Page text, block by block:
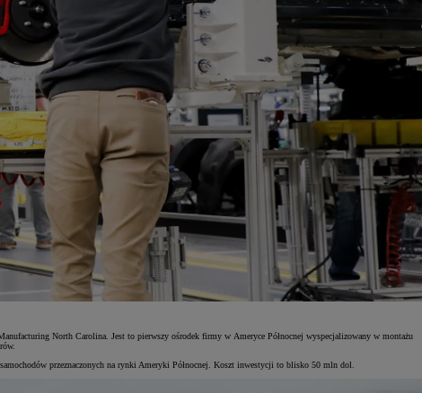
North Carolina. Jest to pierwszy ośrodek firmy w Ameryce Północnej wyspecjalizowany w montażu
przeznaczonych na rynki Ameryki Północnej. Koszt inwestycji to blisko 50 mln dol.